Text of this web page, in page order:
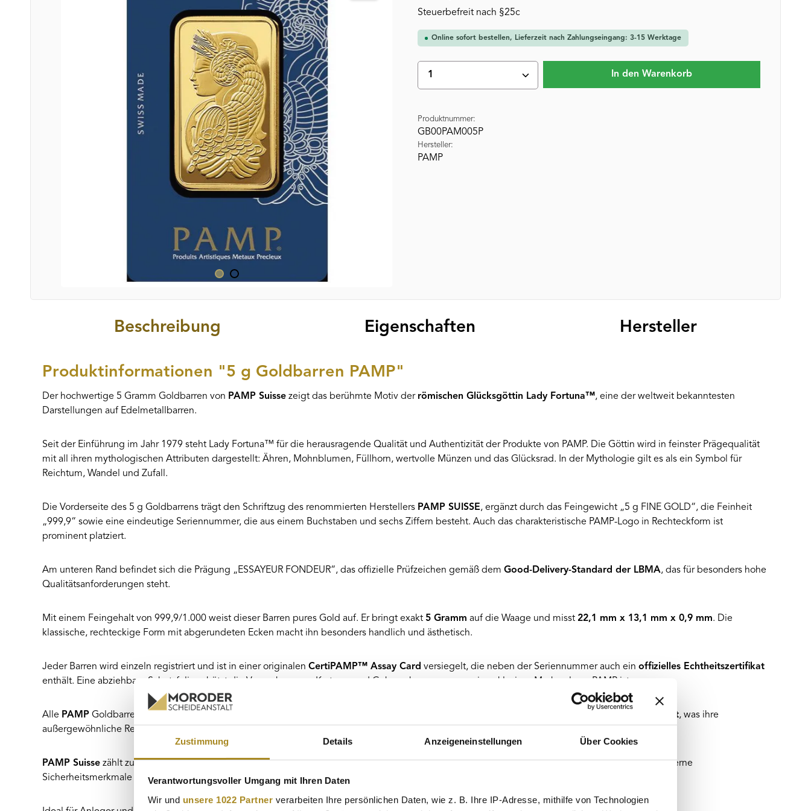
Zustimmung Details Anzeigeneinstellungen Über Cookies
Verantwortungsvoller Umgang mit Ihren Daten
Wir und unsere 1022 Partner verarbeiten Ihre persönlichen Daten, wie z. B. Ihre IP-Adresse, mithilfe von Technologien
Steuerbefreit nach §25c
Online sofort bestellen, Lieferzeit nach Zahlungseingang: 3-15 Werktage
Produkt Anzahl: Gib den gewünschten Wert ein oder
In den Warenkorb
Produktnummer:
GB00PAM005P
Hersteller:
PAMP
Beschreibung Eigenschaften Hersteller
Produktinformationen "5 g Goldbarren PAMP"
Der hochwertige 5 Gramm Goldbarren von PAMP Suisse zeigt das berühmte Motiv der römischen Glücksgöttin Lady Fortuna™, eine der weltweit bekanntesten
Darstellungen auf Edelmetallbarren.
Seit der Einführung im Jahr 1979 steht Lady Fortuna™ für die herausragende Qualität und Authentizität der Produkte von PAMP. Die Göttin wird in feinster Prägequalität
mit all ihren mythologischen Attributen dargestellt: Ähren, Mohnblumen, Füllhorn, wertvolle Münzen und das Glücksrad. In der Mythologie gilt es als ein Symbol für
Reichtum, Wandel und Zufall.
Die Vorderseite des 5 g Goldbarrens trägt den Schriftzug des renommierten Herstellers PAMP SUISSE, ergänzt durch das Feingewicht „5 g FINE GOLD“, die Feinheit
„999,9“ sowie eine eindeutige Seriennummer, die aus einem Buchstaben und sechs Ziffern besteht. Auch das charakteristische PAMP-Logo in Rechteckform ist
prominent platziert.
Am unteren Rand befindet sich die Prägung „ESSAYEUR FONDEUR“, das offizielle Prüfzeichen gemäß dem Good-Delivery-Standard der LBMA, das für besonders hohe
Qualitätsanforderungen steht.
Mit einem Feingehalt von 999,9/1.000 weist dieser Barren pures Gold auf. Er bringt exakt 5 Gramm auf die Waage und misst 22,1 mm x 13,1 mm x 0,9 mm. Die
klassische, rechteckige Form mit abgerundeten Ecken macht ihn besonders handlich und ästhetisch.
Jeder Barren wird einzeln registriert und ist in einer originalen CertiPAMP™ Assay Card versiegelt, die neben der Seriennummer auch ein offizielles Echtheitszertifikat
enthält. Eine abziehbare Schutzfolie schützt die Verpackung vor Kratzern und Gebrauchsspuren, was ein exklusives Merkmal von PAMP ist.
Alle PAMP Goldbarren, darunter auch die LBMA-zertifiziert, was ihre
außergewöhnliche Reinheit, höchste internationale Qualitätsstandards und weltweite Akzeptanz im Edelmetallhandel bestätigt.
PAMP Suisse zählt zu den weltweit führenden Herstellern von Anlage- und Edelmetallprodukten und ist bekannt für erstklassige Verarbeitung, moderne
Sicherheitsmerkmale und kreative Designs.